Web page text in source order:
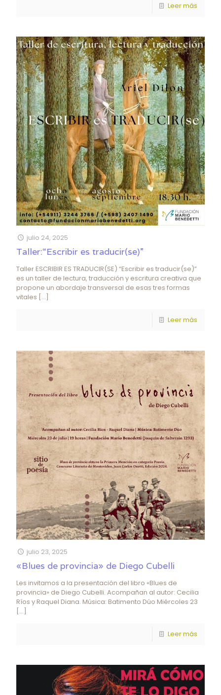
Leer más
julio 24, 2025
Taller:“Escribir es traducir(se)”
Taller ESCRIBIR ES TRADUCIR(SE) “Escribir es traducir(se)”
es un taller de lectura, traducción y escritura creativa que
propone un abordaje transversal de esas tres formas
vitales […]
Leer más
julio 23, 2025
«Blues de provincia» de Diego Cubelli
Les invitamos a la presentación del libro «Blues de
provincia» de Diego Cubelli. Acompañan al autor: Cecilia
Ríos y Raquel Diana. Música: Batimento Dúo Miércoles 23
[…]
Leer más